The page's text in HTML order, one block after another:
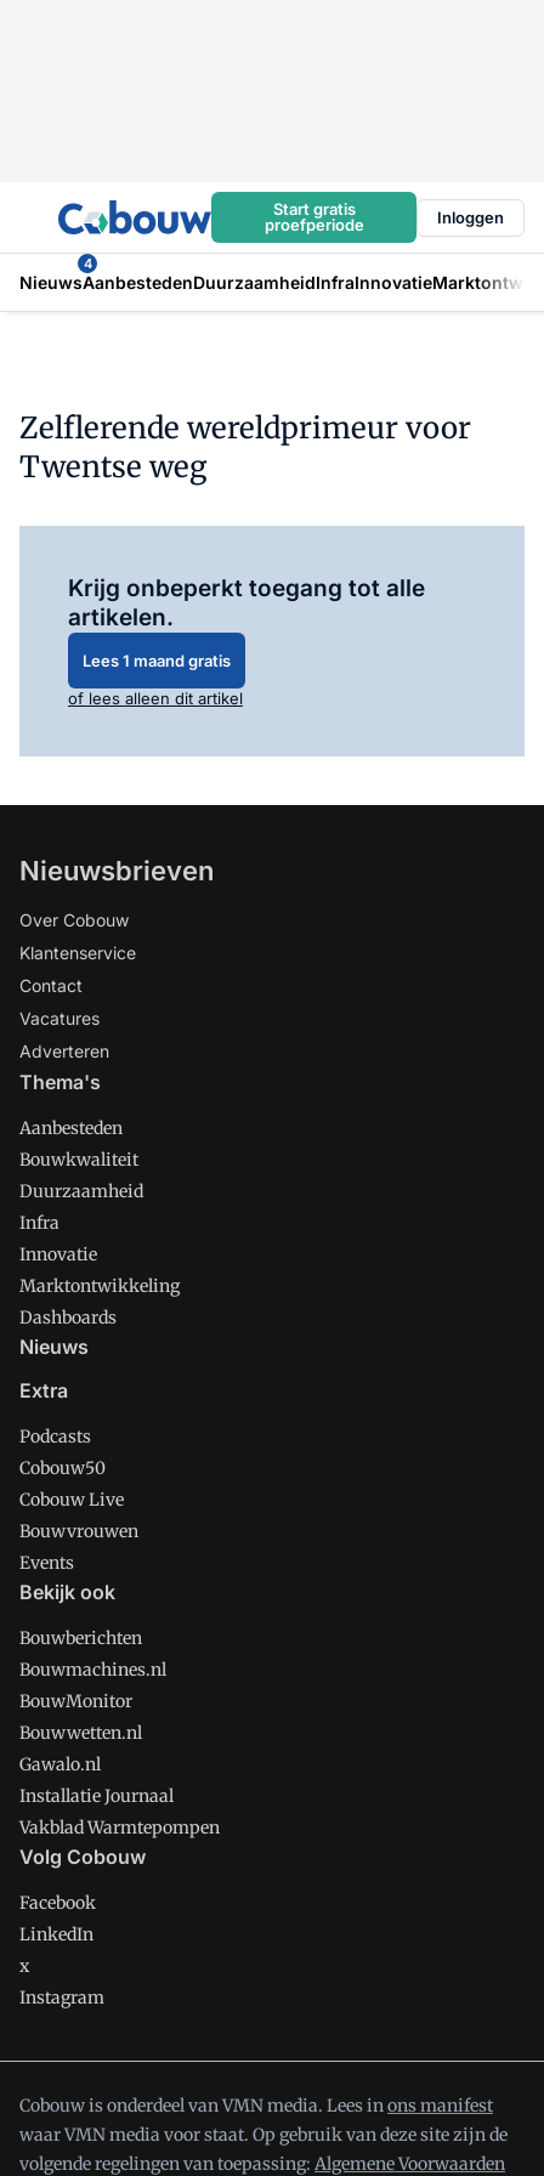
Start gratis
proefperiode
Inloggen
Nieuws
4
AanbestedenDuurzaamheidInfraInnovatie
Zelflerende wereldprimeur voor
Twentse weg
Krijg onbeperkt toegang tot alle
artikelen.
Lees 1 maand gratis
of lees alleen dit artikel
Nieuwsbrieven
Over Cobouw
Klantenservice
Contact
Vacatures
Adverteren
Thema's
Aanbesteden
Bouwkwaliteit
Duurzaamheid
Infra
Innovatie
Marktontwikkeling
Dashboards
Nieuws
Extra
Podcasts
Cobouw50
Cobouw Live
Bouwvrouwen
Events
Bekijk ook
Bouwberichten
Bouwmachines.nl
BouwMonitor
Bouwwetten.nl
Gawalo.nl
Installatie Journaal
Vakblad Warmtepompen
Volg Cobouw
Facebook
LinkedIn
x
Instagram
Cobouw is onderdeel van VMN media. Lees inons manifest
waar VMN media voor staat. Op gebruik van deze site zijn de
volgende regelingen van toepassing: Algemene Voorwaarden